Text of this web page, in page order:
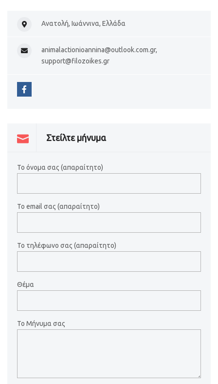
Ανατολή, Ιωάννινα, Ελλάδα
animalactionioannina@outlook.com.gr,
support@filozoikes.gr
Στείλτε μήνυμα
Το όνομα σας (απαραίτητο)
Το email σας (απαραίτητο)
Το τηλέφωνο σας (απαραίτητο)
Θέμα
Το Μήνυμα σας